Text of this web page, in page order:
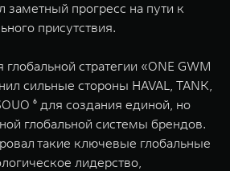
заметный прогресс на пути к
присутствия.
стратегии «ONE GWM
сильные стороны HAVAL, TANK,
⁶ для создания единой, но
глобальной системы брендов.
такие ключевые глобальные
лидерство,